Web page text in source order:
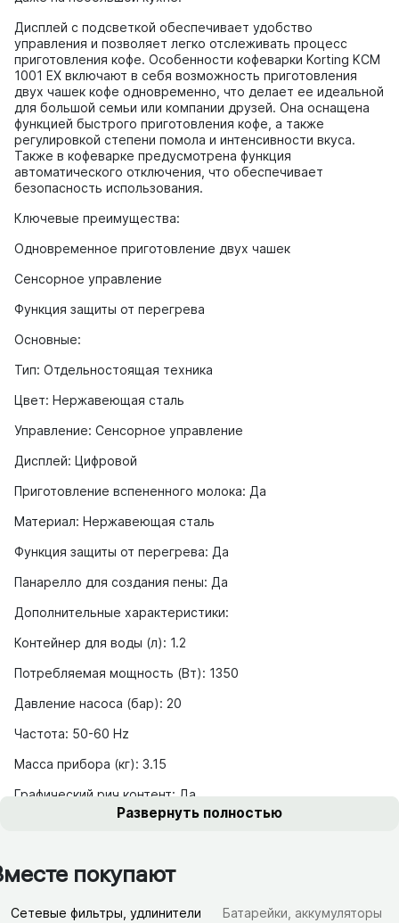
Дисплей с подсветкой обеспечивает удобство
управления и позволяет легко отслеживать процесс
приготовления кофе. Особенности кофеварки Korting KCM
1001 EX включают в себя возможность приготовления
двух чашек кофе одновременно, что делает ее идеальной
для большой семьи или компании друзей. Она оснащена
функцией быстрого приготовления кофе, а также
регулировкой степени помола и интенсивности вкуса.
Также в кофеварке предусмотрена функция
автоматического отключения, что обеспечивает
безопасность использования.
Ключевые преимущества:
Одновременное приготовление двух чашек
Сенсорное управление
Функция защиты от перегрева
Основные:
Тип: Отдельностоящая техника
Цвет: Нержавеющая сталь
Управление: Сенсорное управление
Дисплей: Цифровой
Приготовление вспененного молока: Да
Материал: Нержавеющая сталь
Функция защиты от перегрева: Да
Панарелло для создания пены: Да
Дополнительные характеристики:
Контейнер для воды (л): 1.2
Потребляемая мощность (Вт): 1350
Давление насоса (бар): 20
Частота: 50-60 Hz
Масса прибора (кг): 3.15
Графический рич контент: Да
Развернуть полностью
покупают
Сетевые фильтры, удлинители Батарейки, аккумуляторы